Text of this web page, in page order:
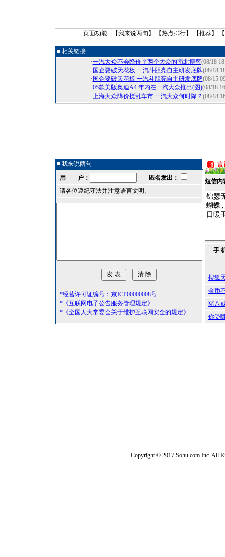
页面功能 【我来说两句 】 【热点排行】 【推荐】
■ 相关链接
·一汽大众不会降价？两个大众的南北博弈(08/18
· 国企要破天花板 一汽斗胆亮自主研发底牌(08/18
· 国企要破天花板 一汽斗胆亮自主研发底牌(08/15
·05款美版奥迪A4 年内在一汽大众推出(图)(08/18
·上海大众降价搅乱车市 一汽大众何时降？ (08/18
■ 我来说两句
用 户：
匿名发出：
请各位遵纪守法并注意语言文明。
*经营许可证编号：京ICP00000008号
*《互联网电子公告服务管理规定》
*《全国人大常委会关于维护互联网安全的规定》
短信内
手
搜狐
金币
猪八
你受
Copyright © 2017 Sohu.com Inc. All